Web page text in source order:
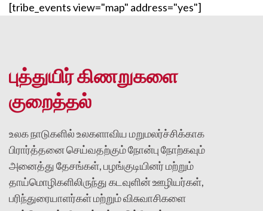
[tribe_events view="map" address="yes"]
புத்துயிர் கிணறுகளை
குறைத்தல்
உலக நாடுகளில் உலகளாவிய மறுமலர்ச்சிக்காக
பிரார்த்தனை செய்வதற்கும் நோன்பு நோற்கவும்
அனைத்து தேசங்கள், பழங்குடியினர் மற்றும்
தாய்மொழிகளிலிருந்து கடவுளின் ஊழியர்கள்,
பரிந்துரையாளர்கள் மற்றும் விசுவாசிகளை